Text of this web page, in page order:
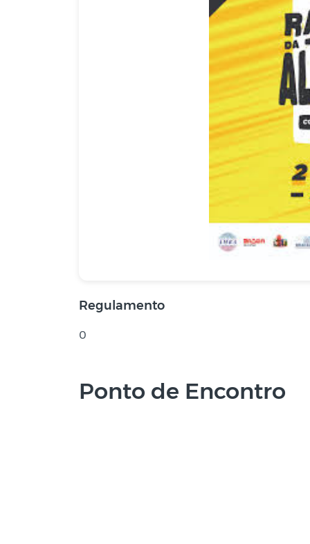
Regulamento
0
Ponto de Encontro